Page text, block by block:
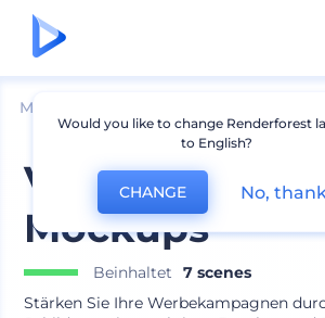
Mockups
Vintage-Schild
Mockups
Beinhaltet
7 scenes
Stärken Sie Ihre Werbekampagnen
Would you like to change Renderforest
to English?
CHANGE No,